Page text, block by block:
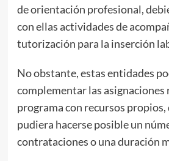
de orientación profesional,
con ellas actividades de
tutorización para la inserción
No obstante, estas entidades
complementar las asignaciones
programa con recursos propios,
pudiera hacerse posible un
contrataciones o una duración